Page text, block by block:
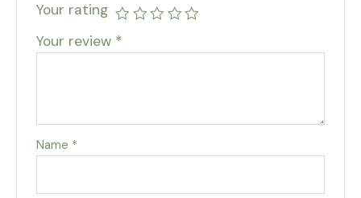
Your rating
Your review *
Name *